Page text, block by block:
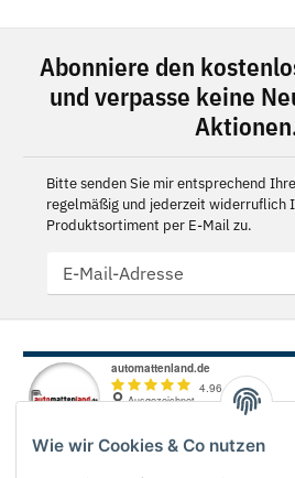
Wie wir Cookies & Co nutzen
Abonniere den
und verpasse keine
Bitte senden Sie mir entsprechend
regelmäßig und jederzeit widerruflich
Produktsortiment per E-Mail zu.